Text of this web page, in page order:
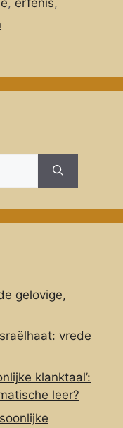
gelovige,
vrede
klanktaal’:
leer?